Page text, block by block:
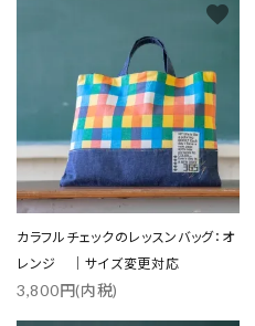
カラフルチェックのレッスンバッグ：オ
レンジ ｜サイズ変更対応
3,800円(内税)
favorite